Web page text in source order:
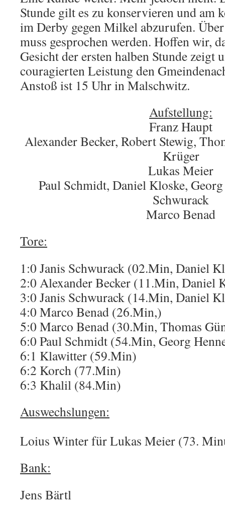
Stunde gilt es zu konservieren und am
im Derby gegen Milkel abzurufen.
muss gesprochen werden. Hoffen wir,
Gesicht der ersten halben Stunde zeigt
couragierten Leistung den
Anstoß ist 15 Uhr in Malschwitz.
Aufstellung:
Franz Haupt
Alexander Becker, Robert Stewig,
Krüger
Lukas Meier
Paul Schmidt, Daniel Kloske,
Schwurack
Marco Benad
Tore:
1:0 Janis Schwurack (02.Min, Daniel
2:0 Alexander Becker (11.Min, Daniel
3:0 Janis Schwurack (14.Min, Daniel
4:0 Marco Benad (26.Min,)
5:0 Marco Benad (30.Min, Thomas
6:0 Paul Schmidt (54.Min, Georg
6:1 Klawitter (59.Min)
6:2 Korch (77.Min)
6:3 Khalil (84.Min)
Auswechslungen:
Loius Winter für Lukas Meier (73.
Bank:
Jens Bärtl